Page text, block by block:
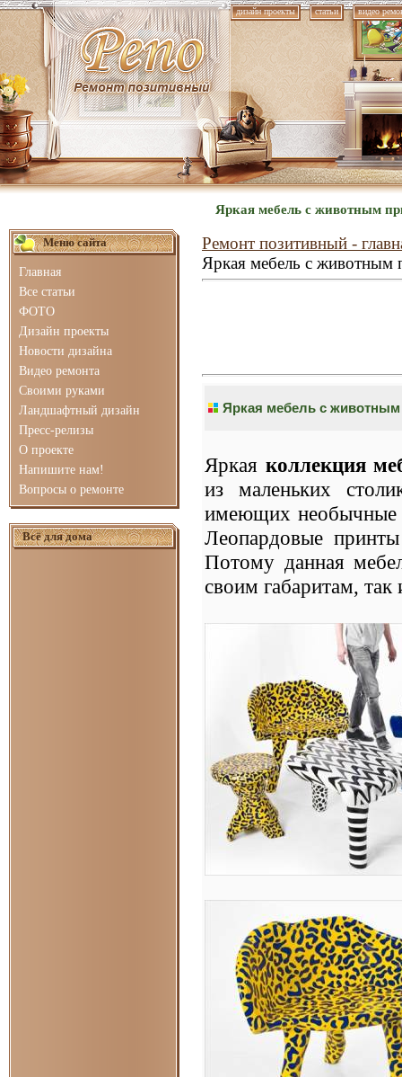
дизайн проекты статьи видео
Яркая мебель с животным
Меню сайта
Главная
Все статьи
ФОТО
Дизайн проекты
Новости дизайна
Видео ремонта
Своими руками
Ландшафтный дизайн
Пресс-релизы
О проекте
Напишите нам!
Вопросы о ремонте
Всё для дома
Ремонт позитивный -
Яркая мебель с животным
Яркая мебель с
Яркая коллекция
из маленьких
имеющих необычные
Леопардовые
Потому данная
своим габаритам,